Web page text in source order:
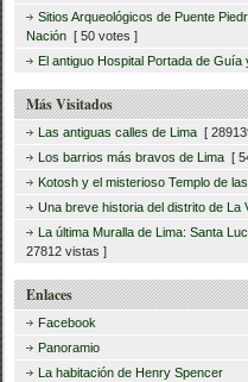
Sitios Arqueológicos de Puente
Nación [ 50 votes ]
El antiguo Hospital Portada de
Más Visitados
Las antiguas calles de Lima [
Los barrios más bravos de Lima [
Kotosh y el misterioso Templo de
Una breve historia del distrito de La
La última Muralla de Lima: Santa
27812 vistas ]
Enlaces
Facebook
Panoramio
La habitación de Henry Spencer